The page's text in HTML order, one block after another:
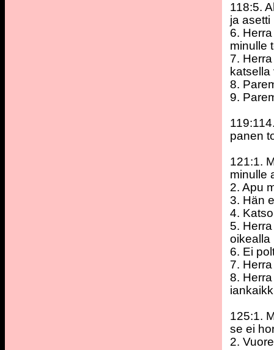
118:5.
ja
6.
minulle
7.
8.
9.
panen
121:1.
minulle
2. Apu
3. Hän
4.
5.
oikealla
6. Ei
7.
8.
125:1.
se ei
2.